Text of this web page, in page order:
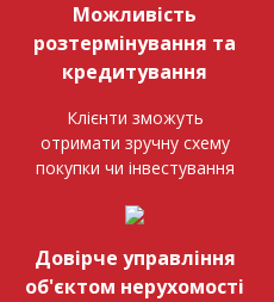
Можливість
розтермінування та
кредитування
Клієнти зможуть
отримати зручну схему
покупки чи інвестування
Довірче управління
об'єктом нерухомості